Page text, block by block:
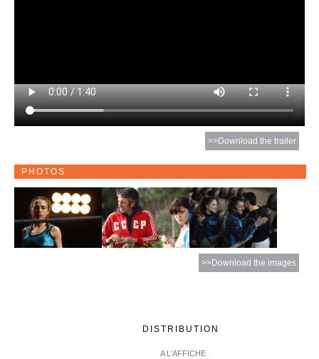
>>Download the trailer
PHOTOS
>>Download the images
DISTRIBUTION
A L'AFFICHE